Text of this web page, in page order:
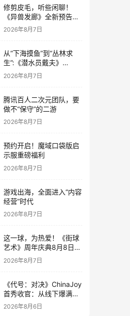
修剪皮毛，听些闲聊！
《异兽发廊》全新预告与
Steam免费试玩公开
2026年8月7日
从“下海摸鱼”到“丛林求
生”:《潜水员戴夫》
DLC《丛林》移动端定档
8月14日
2026年8月7日
腾讯百人二次元团队，要
做不“保守”的二游
2026年8月7日
预约开启！魔域口袋版启
示服重磅福利
2026年8月7日
游戏出海，全面进入“内容
经营”时代
2026年8月7日
这一球，为热爱！《街球
艺术》周年庆典8月8日正
式上线，多重福利与全新
内容同步开启
2026年8月7日
《代号：对决》ChinaJoy
首秀收官：从线下爆满看
见玩家的真实期待
2026年8月6日